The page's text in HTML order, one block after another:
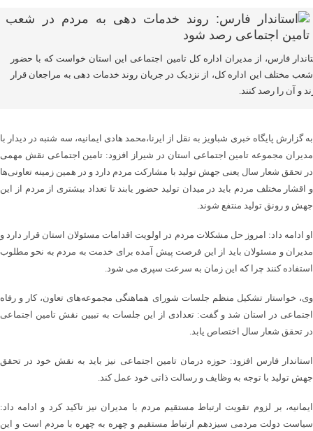
فارس، از مدیران اداره کل تامین اجتماعی این استان خواست که با حضور
مختلف این اداره کل، از نزدیک در جریان روند خدمات دهی به مراجعان قرار
و آن را رصد کنند.
به گزارش پایگاه خبری شباویز به نقل از ایرنا،محمد هادی ایمانیه، سه شنبه در دیدار با
مدیران مجموعه تامین اجتماعی استان در شیراز افزود: تامین اجتماعی نقش مهمی
در تحقق شعار سال یعنی جهش تولید با مشارکت مردم دارد و در همین زمینه تعاونی‌ها
و اقشار مختلف مردم باید در میدان تولید حضور یابند تا تعداد بیشتری از مردم از این
جهش و رونق تولید منتفع شوند.
او ادامه داد: امروز حل مشکلات مردم در اولویت اقدامات مسئولان استان قرار دارد و
مدیران و مسئولان باید از این فرصت پیش آمده برای خدمت به مردم به نحو مطلوب
استفاده کنند چرا که این زمان به سرعت سپری می شود.
وی، خواستار تشکیل منظم جلسات شورای هماهنگی مجموعه‌های تعاون، کار و رفاه
اجتماعی در استان شد و گفت: تعدادی از این جلسات به تبیین نقش تامین اجتماعی
در تحقق شعار سال اختصاص یابد.
استاندار فارس افزود: حوزه درمان تامین اجتماعی نیز ‌باید به نقش خود در تحقق
جهش تولید با توجه به وظایف و رسالت ذاتی خود عمل کند.
ایمانیه، بر لزوم تقویت ارتباط مستقیم مردم با مدیران نیز تاکید کرد و ادامه داد:
سیاست دولت مردمی سیزدهم ارتباط مستقیم و چهره به چهره با مردم است و این